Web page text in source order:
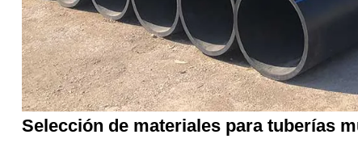
Selección de materiales para tuberías